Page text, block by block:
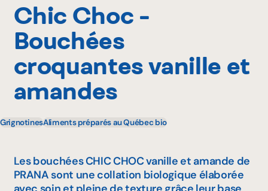
Chic Choc -
Bouchées
croquantes vanille et
amandes
GrignotinesAliments préparés au Québec bio
Les bouchées CHIC CHOC vanille et amande de
PRANA sont une collation biologique élaborée